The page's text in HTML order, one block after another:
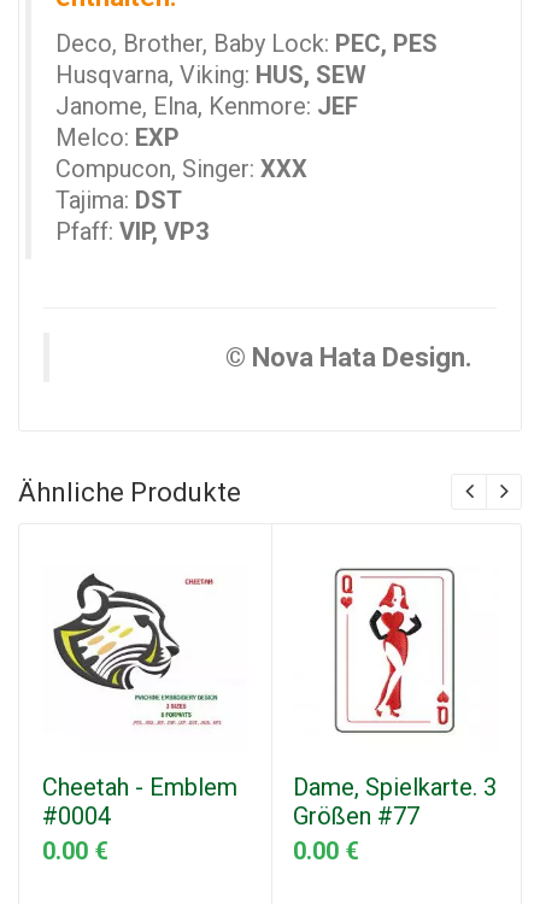
Deco, Brother, Baby Lock: PEC, PES
Husqvarna, Viking: HUS, SEW
Janome, Elna, Kenmore: JEF
Melco: EXP
Compucon, Singer: XXX
Tajima: DST
Pfaff: VIP, VP3
© Nova Hata Design.
Ähnliche Produkte
Cheetah - Emblem
#0004
0.00 €
Dame, Spielkarte. 3
Größen #77
0.00 €